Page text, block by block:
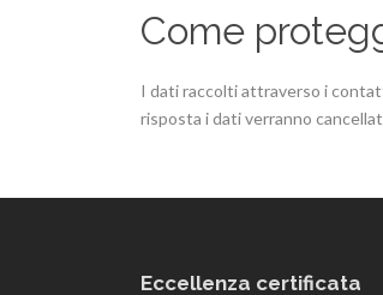
Come
I dati raccolti attraverso i
risposta i dati verranno
Eccellenza certificata